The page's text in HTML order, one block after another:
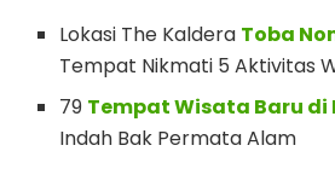
Lokasi The Kaldera Toba
Tempat Nikmati 5 Aktivitas
79 Tempat Wisata Baru di
Indah Bak Permata Alam